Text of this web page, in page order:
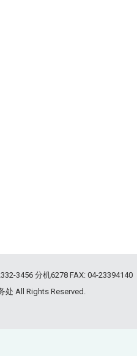
3456 分机6278 FAX: 04-23394140
All Rights Reserved.